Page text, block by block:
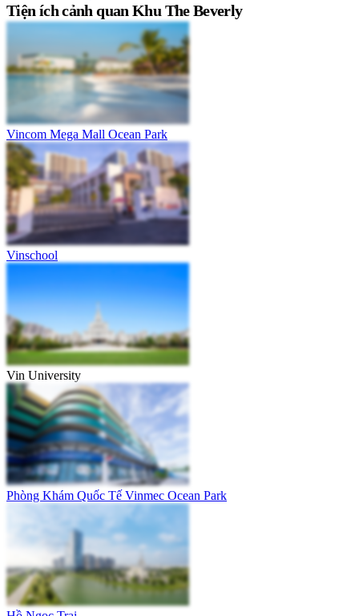
Tiện ích cảnh quan Khu The Beverly
Vincom Mega Mall Ocean Park
Vinschool
Vin University
Phòng Khám Quốc Tế Vinmec Ocean Park